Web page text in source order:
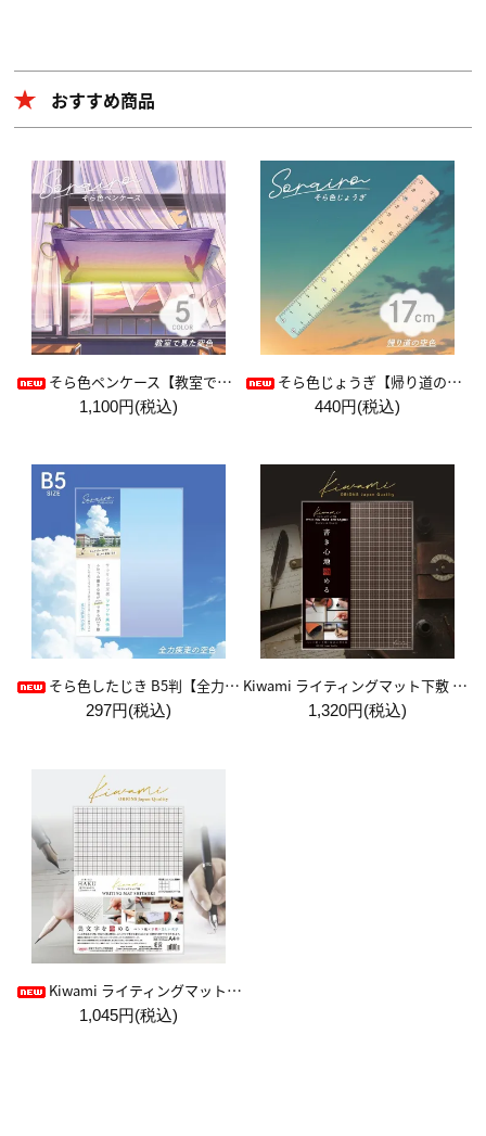
おすすめ商品
そら色ペンケース【教室で見た空色】
1,100円(税込)
そら色じょうぎ【帰り道の空色】
440円(税込)
そら色したじき B5判【全力疾走の空色】
297円(税込)
Kiwami ライティングマット下敷 A4+【ブラウン&キャメル】
1,320円(税込)
Kiwami ライティングマット下敷 HAKU白薄【A4+方眼】
1,045円(税込)